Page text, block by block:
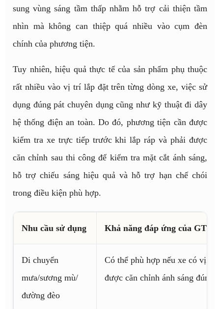
sung vùng sáng tầm thấp nhằm hỗ trợ cải thiện tầm
nhìn mà không can thiệp quá nhiều vào cụm đèn
chính của phương tiện.
Tuy nhiên, hiệu quả thực tế của sản phẩm phụ thuộc
rất nhiều vào vị trí lắp đặt trên từng dòng xe, việc sử
dụng đúng pát chuyên dụng cũng như kỹ thuật đi dây
hệ thống điện an toàn. Do đó, phương tiện cần được
kiểm tra xe trực tiếp trước khi lắp ráp và phải được
căn chỉnh sau thi công để kiểm tra mặt cắt ánh sáng,
hỗ trợ chiếu sáng hiệu quả và hỗ trợ hạn chế chói
trong điều kiện phù hợp.
Nhu cầu sử dụng Khả năng đáp ứng của GTR
Di chuyển
mưa/sương mù/
đường đèo
Có thể phù hợp nếu xe có vị trí
được căn chỉnh ánh sáng đúng